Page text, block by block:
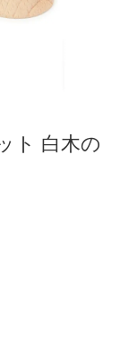
ト 白木の